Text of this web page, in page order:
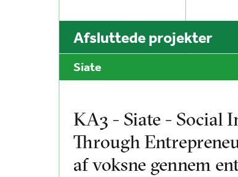
Afsluttede projekter
Siate
KA3 - Siate - Social
Through
af voksne gennem